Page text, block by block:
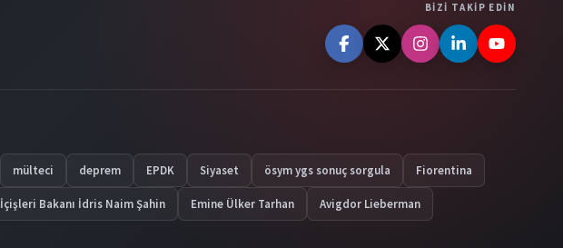
BIZI TAKIP EDIN
mülteci deprem EPDK Siyaset ösym ygs sonuç sorgula Fiorentina
İçişleri Bakanı İdris Naim Şahin Emine Ülker Tarhan Avigdor Lieberman